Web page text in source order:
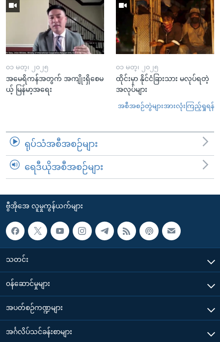
၀၁ မတ္၊ ၂၀၂၅
အမေရိကန်အတွက် အကျိုးရှိစေမ
ယ့် မြန်မာ့အရေး
၀၁ မတ္၊ ၂၀၂၅
ထိုင်းမှာ နိုင်ငံခြားသား မလုပ်ရတဲ့
အလုပ်များ
အစီအစဉ်တွဲများအားလုံးကြည့်ရှုရန်
ရုပ်သံအစီအစဉ်များ
ရေဒီယိုအစီအစဉ်များ
ဗွီအိုအေ လူမှုကွန်ယက်များ
သတင်း
၀န်ဆောင်မှုများ
အပတ်စဉ်ကဏ္ဍများ
အင်္ဂလိပ်သင်ခန်းစာများ